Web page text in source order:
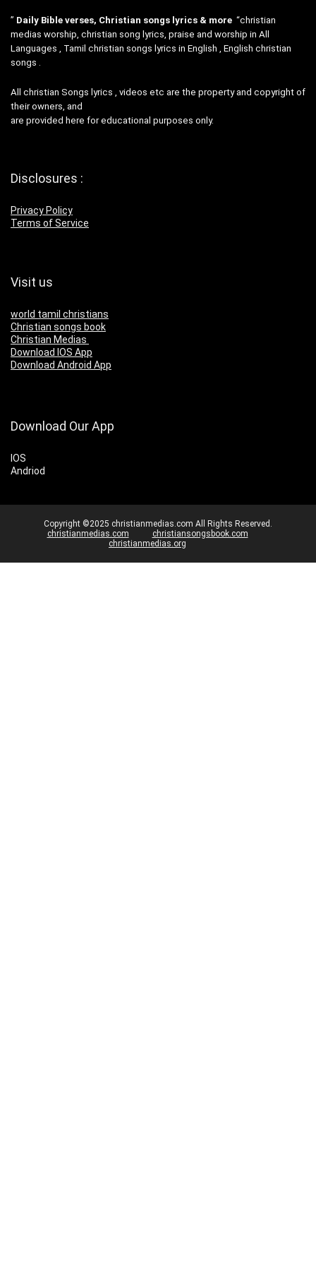
” Daily Bible verses, Christian songs lyrics & more “christian
medias worship, christian song lyrics, praise and worship in All
Languages , Tamil christian songs lyrics in English , English christian
songs .
All christian Songs lyrics , videos etc are the property and copyright of
their owners, and
are provided here for educational purposes only.
Disclosures :
Privacy Policy
Terms of Service
Visit us
world tamil christians
Christian songs book
Christian Medias
Download IOS App
Download Android App
Download Our App
IOS
Andriod
Copyright ©2025 christianmedias.com All Rights Reserved.
christianmedias.com
christiansongsbook.com
christianmedias.org